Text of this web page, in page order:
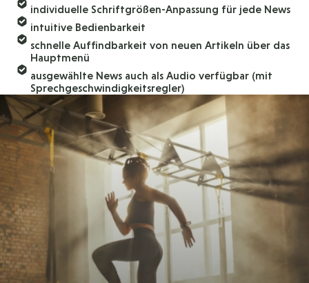
individuelle Schriftgrößen-Anpassung für jede News
intuitive Bedienbarkeit
schnelle Auffindbarkeit von neuen Artikeln über das
Hauptmenü
ausgewählte News auch als Audio verfügbar (mit
Sprechgeschwindigkeitsregler)